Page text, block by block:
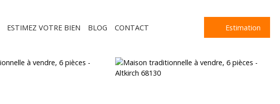
ESTIMEZ VOTRE BIEN BLOG CONTACT Estimation